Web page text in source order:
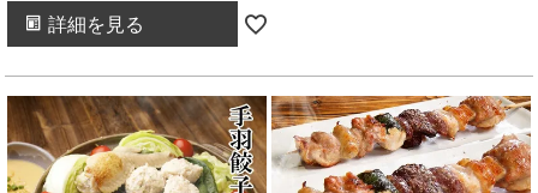
詳細を見る